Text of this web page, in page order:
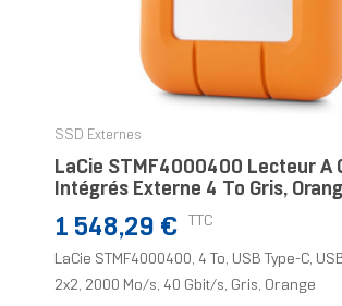
SSD Externes
LaCie STMF4000400 Lecteur À
Intégrés Externe 4 To Gris,
Prix
1 548,29 € TTC
LaCie STMF4000400, 4 To, USB Type-C,
2x2, 2000 Mo/s, 40 Gbit/s, Gris, Orange